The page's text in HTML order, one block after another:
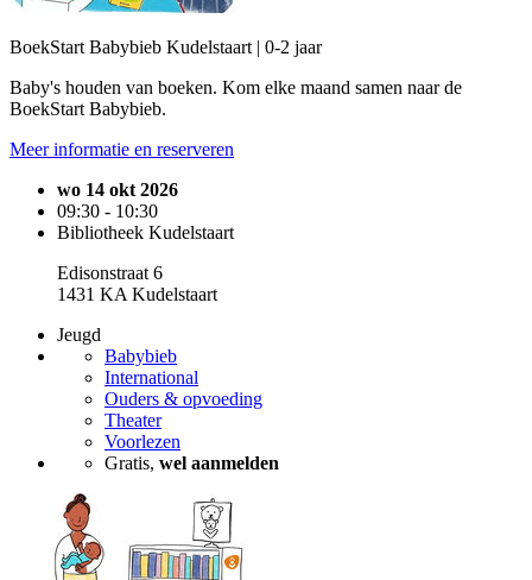
BoekStart Babybieb Kudelstaart | 0-2 jaar
Baby's houden van boeken. Kom elke maand samen naar de
BoekStart Babybieb.
Meer informatie en reserveren
wo 14 okt 2026
09:30 - 10:30
Bibliotheek Kudelstaart
Edisonstraat 6
1431 KA Kudelstaart
Jeugd
Babybieb
International
Ouders & opvoeding
Theater
Voorlezen
Gratis, wel aanmelden